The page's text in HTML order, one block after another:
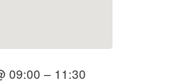
09:00 – 11:30